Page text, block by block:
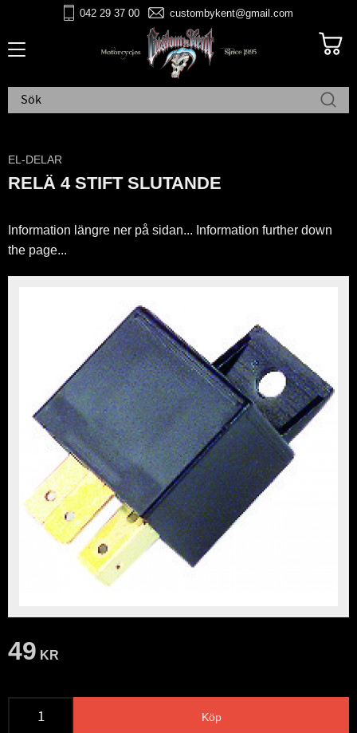
042 29 37 00 custombykent@gmail.com
EL-DELAR
RELÄ 4 STIFT SLUTANDE
Information längre ner på sidan... Information further down
the page...
49 KR
Köp